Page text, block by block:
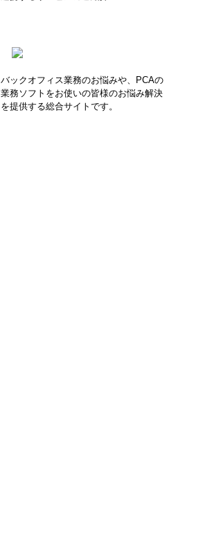
バックオフィス業務のお悩みや、PCAの
業務ソフトをお使いの皆様のお悩み解決
を提供する総合サイトです。